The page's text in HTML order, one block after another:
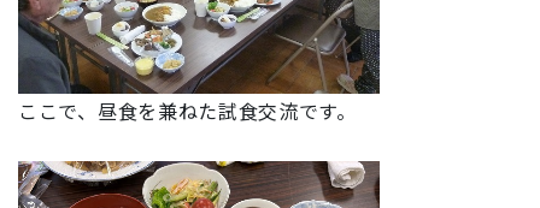
ここで、昼食を兼ねた試食交流です。